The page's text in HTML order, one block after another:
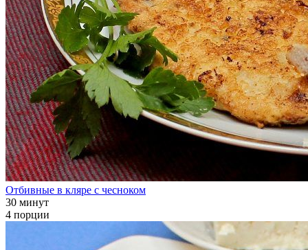
Отбивные в кляре с чесноком
30 минут
4 порции